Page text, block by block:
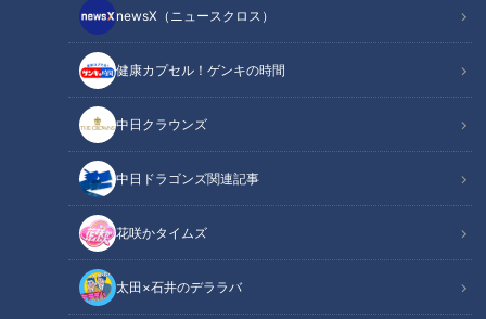
newsX（ニュースクロス）
健康カプセル！ゲンキの時間
中日クラウンズ
中日ドラゴンズ関連記事
花咲かタイムズ
太田×石井のデララバ
記事に戻る